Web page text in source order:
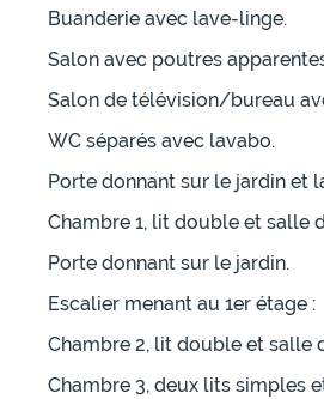
Buanderie avec lave-linge.
Salon avec poutres
Salon de télévision/bureau
WC séparés avec lavabo.
Porte donnant sur le jardin et
Chambre 1, lit double et salle
Porte donnant sur le jardin.
Escalier menant au 1er étage :
Chambre 2, lit double et salle
Chambre 3, deux lits simples